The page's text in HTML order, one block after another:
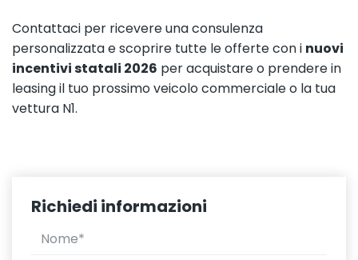
Contattaci per ricevere una consulenza
personalizzata e scoprire tutte le offerte con i nuovi
incentivi statali 2026 per acquistare o prendere in
leasing il tuo prossimo veicolo commerciale o la tua
vettura N1.
Richiedi informazioni